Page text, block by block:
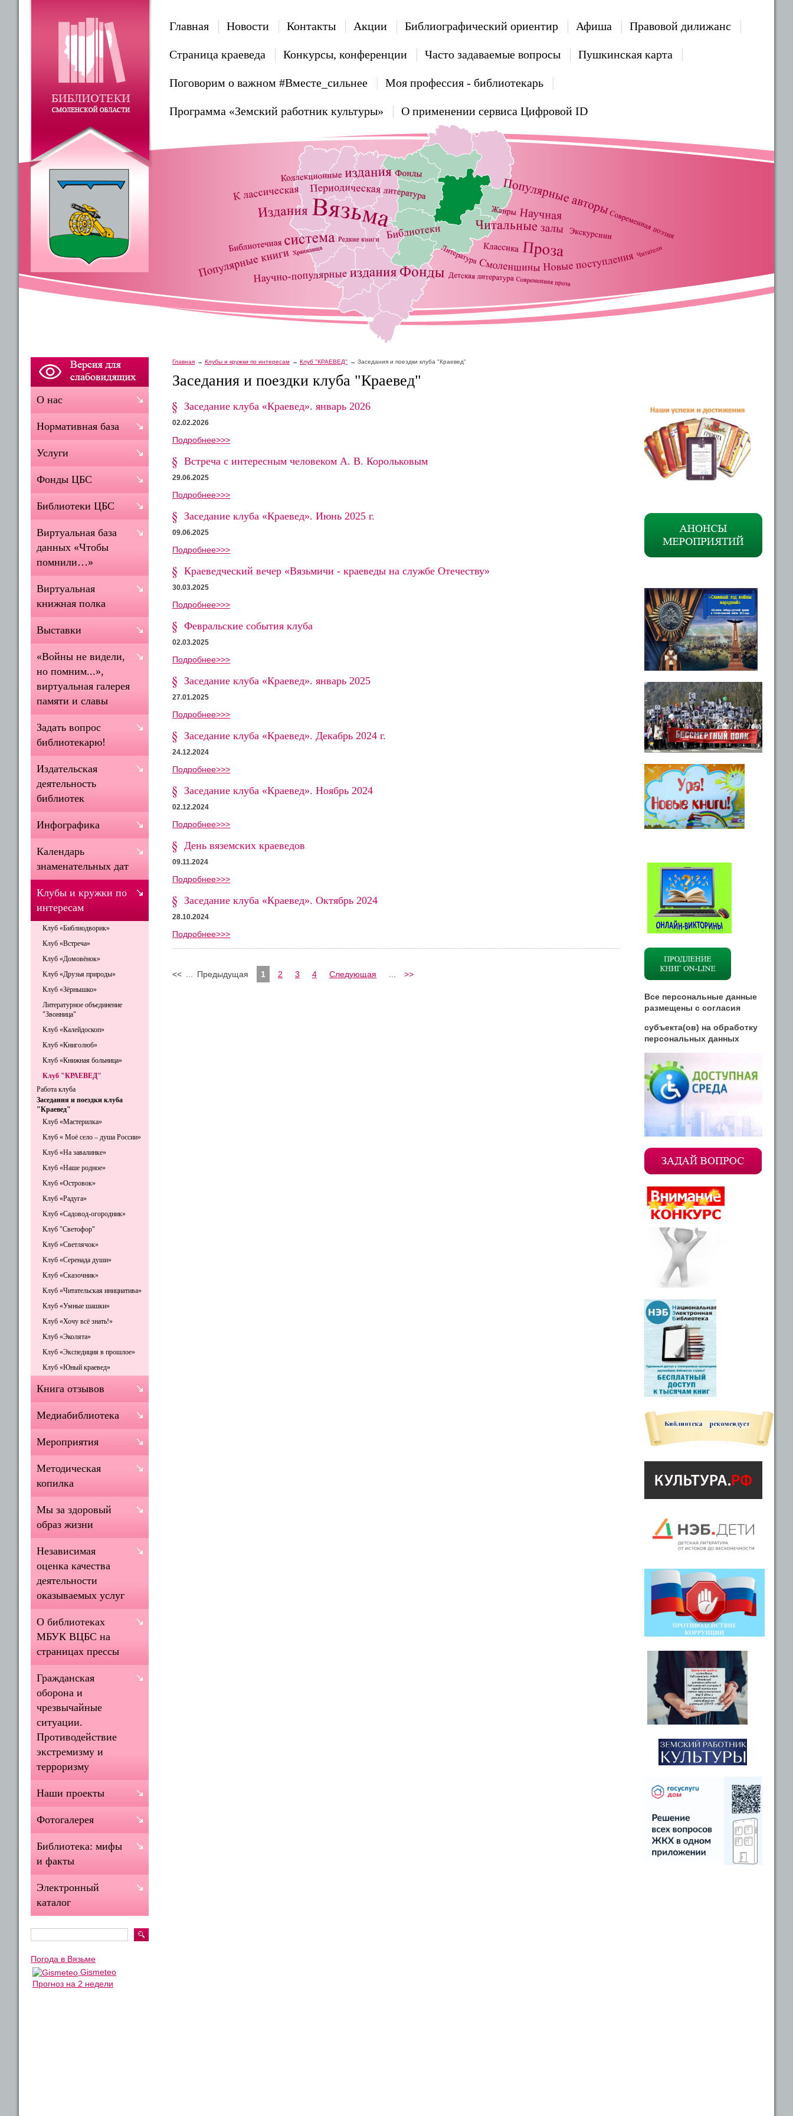
Главная Новости Контакты Акции Библиографический ориентир Афиша Правовой дилижанс
Страница краеведа Конкурсы, конференции Часто задаваемые вопросы Пушкинская карта
Поговорим о важном #Вместе_сильнее Моя профессия - библиотекарь
Программа «Земский работник культуры» О применении сервиса Цифровой ID
Главная Клубы и кружки по интересам Клуб "КРАЕВЕД" Заседания и поездки клуба "Краевед"
Заседания и поездки клуба "Краевед"
Заседание клуба «Краевед». январь 2026
02.02.2026
Подробнее>>>
Встреча с интересным человеком А. В. Корольковым
29.06.2025
Подробнее>>>
Заседание клуба «Краевед». Июнь 2025 г.
09.06.2025
Подробнее>>>
Краеведческий вечер «Вязьмичи - краеведы на службе Отечеству»
30.03.2025
Подробнее>>>
Февральские события клуба
02.03.2025
Подробнее>>>
Заседание клуба «Краевед». январь 2025
27.01.2025
Подробнее>>>
Заседание клуба «Краевед». Декабрь 2024 г.
24.12.2024
Подробнее>>>
Заседание клуба «Краевед». Ноябрь 2024
02.12.2024
Подробнее>>>
День вяземских краеведов
09.11.2024
Подробнее>>>
Заседание клуба «Краевед». Октябрь 2024
28.10.2024
Подробнее>>>
<< Предыдущая 1 2 3 4 Следующая >>
О нас
Нормативная база
Услуги
Фонды ЦБС
Библиотеки ЦБС
Виртуальная база
данных «Чтобы
помнили…»
Виртуальная
книжная полка
Выставки
«Войны не видели,
но помним...»,
виртуальная галерея
памяти и славы
Задать вопрос
библиотекарю!
Издательская
деятельность
библиотек
Инфографика
Календарь
знаменательных дат
Клубы и кружки по
интересам
Клуб «Библиодворик»
Клуб «Встреча»
Клуб «Домовёнок»
Клуб «Друзья природы»
Клуб «Зёрнышко»
Литературное объединение
"Звонница"
Клуб «Калейдоскоп»
Клуб «Книголюб»
Клуб «Книжная больница»
Клуб "КРАЕВЕД"
Работа клуба
Заседания и поездки клуба
"Краевед"
Клуб «Мастерилка»
Клуб « Моё село – душа России»
Клуб «На завалинке»
Клуб «Наше родное»
Клуб «Островок»
Клуб «Радуга»
Клуб «Садовод-огородник»
Клуб "Светофор"
Клуб «Светлячок»
Клуб «Серенада души»
Клуб «Сказочник»
Клуб «Читательская инициатива»
Клуб «Умные шашки»
Клуб «Хочу всё знать!»
Клуб «Эколята»
Клуб «Экспедиция в прошлое»
Клуб «Юный краевед»
Книга отзывов
Медиабиблиотека
Мероприятия
Методическая
копилка
Мы за здоровый
образ жизни
Независимая
оценка качества
деятельности
оказываемых услуг
О библиотеках
МБУК ВЦБС на
страницах прессы
Гражданская
оборона и
чрезвычайные
ситуации.
Противодействие
экстремизму и
терроризму
Наши проекты
Фотогалерея
Библиотека: мифы
и факты
Электронный
каталог
Погода в Вязьме
Gismeteo
Прогноз на 2 недели
Все персональные данные
размещены с согласия
субъекта(ов) на обработку
персональных данных